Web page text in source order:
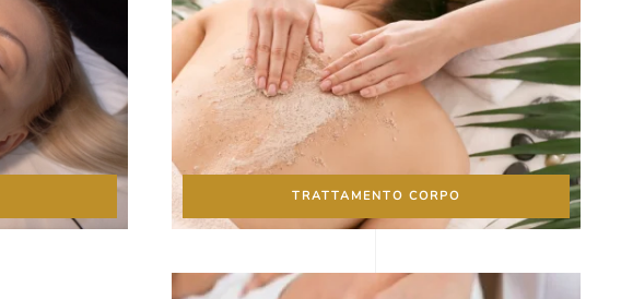
TRATTAMENTO CORPO